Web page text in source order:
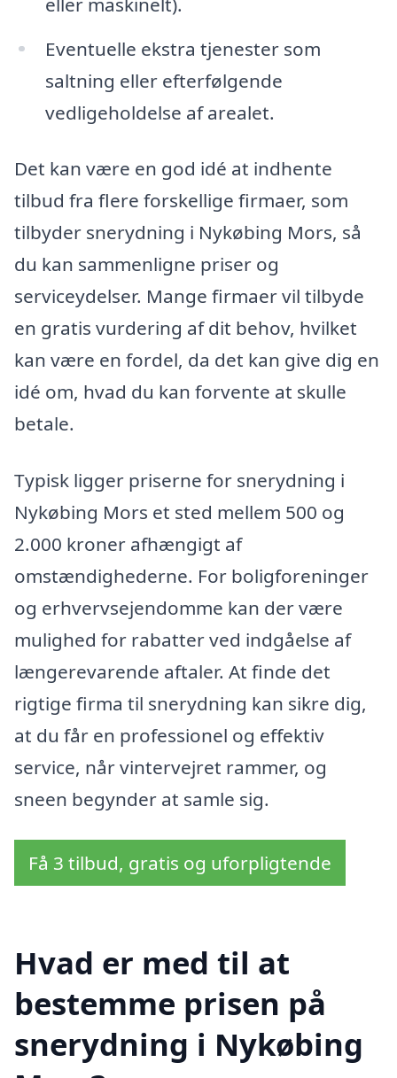
Eventuelle ekstra tjenester som
saltning eller efterfølgende
vedligeholdelse af arealet.
Det kan være en god idé at indhente
tilbud fra flere forskellige firmaer, som
tilbyder snerydning i Nykøbing Mors, så
du kan sammenligne priser og
serviceydelser. Mange firmaer vil tilbyde
en gratis vurdering af dit behov, hvilket
kan være en fordel, da det kan give dig en
idé om, hvad du kan forvente at skulle
betale.
Typisk ligger priserne for snerydning i
Nykøbing Mors et sted mellem 500 og
2.000 kroner afhængigt af
omstændighederne. For boligforeninger
og erhvervsejendomme kan der være
mulighed for rabatter ved indgåelse af
længerevarende aftaler. At finde det
rigtige firma til snerydning kan sikre dig,
at du får en professionel og effektiv
service, når vintervejret rammer, og
sneen begynder at samle sig.
Få 3 tilbud, gratis og uforpligtende
Hvad er med til at
bestemme prisen på
snerydning i Nykøbing